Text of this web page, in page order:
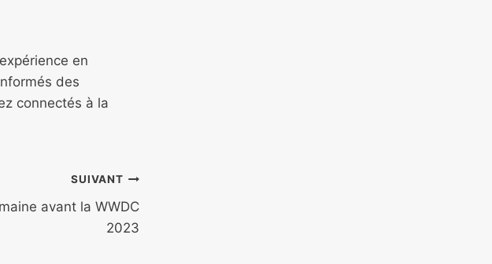
en
des
connectés à la
SUIVANT
avant la WWDC
2023